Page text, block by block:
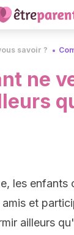
savoir ?
ne
les enfants
et
ailleurs